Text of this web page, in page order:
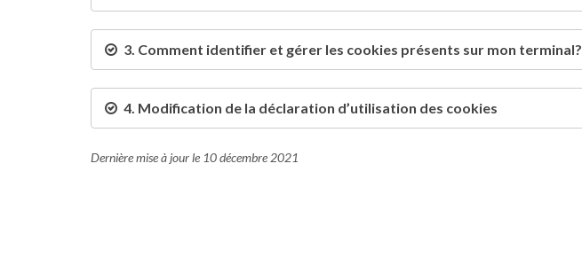
3. Comment identifier et gérer les cookies présents sur mon terminal?
4. Modification de la déclaration d’utilisation des cookies
Dernière mise à jour le 10 décembre 2021